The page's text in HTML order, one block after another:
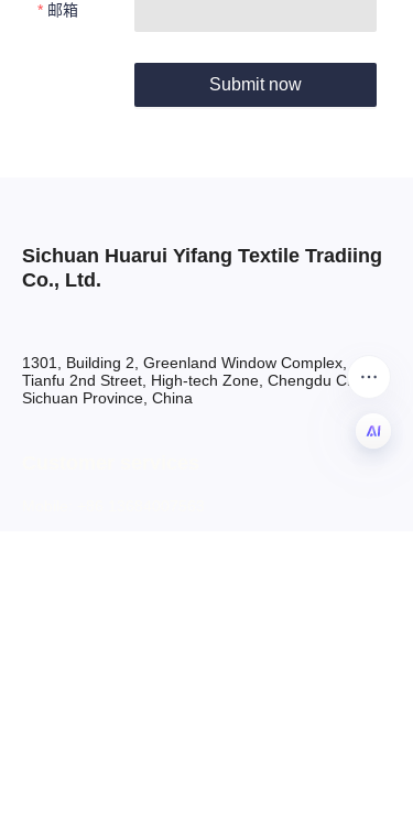
邮箱
Submit now
Sichuan Huarui Yifang Textile Tradiing
Co., Ltd.
1301, Building 2, Greenland Window Complex,
Tianfu 2nd Street, High-tech Zone, Chengdu City,
Sichuan Province, China